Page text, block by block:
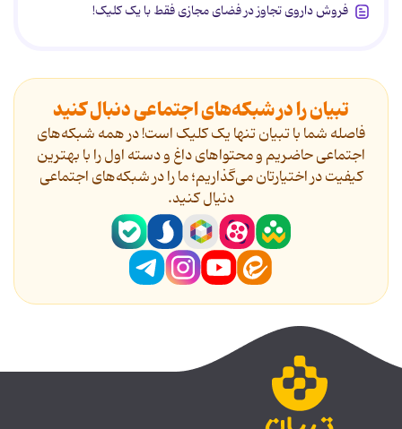
فروش داروی تجاوز در فضای مجازی فقط با یک کلیک!
تبیان را در شبکه‌های اجتماعی دنبال کنید
فاصله شما با تبیان تنها یک کلیک است! در همه شبکه‌های
اجتماعی حاضریم و محتواهای داغ و دسته اول را با بهترین
کیفیت در اختیارتان می‌گذاریم؛ ما را در شبکه‌های اجتماعی
دنیال کنید.